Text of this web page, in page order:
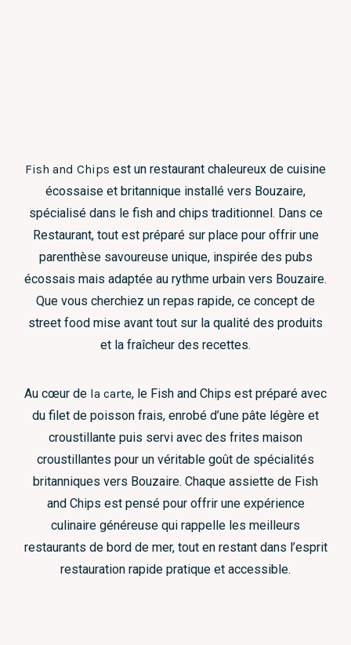
Fish and Chips est un restaurant chaleureux de cuisine
écossaise et britannique installé vers Bouzaire,
spécialisé dans le fish and chips traditionnel. Dans ce
Restaurant, tout est préparé sur place pour offrir une
parenthèse savoureuse unique, inspirée des pubs
écossais mais adaptée au rythme urbain vers Bouzaire.
Que vous cherchiez un repas rapide, ce concept de
street food mise avant tout sur la qualité des produits
et la fraîcheur des recettes.
Au cœur de la carte, le Fish and Chips est préparé avec
du filet de poisson frais, enrobé d’une pâte légère et
croustillante puis servi avec des frites maison
croustillantes pour un véritable goût de spécialités
britanniques vers Bouzaire. Chaque assiette de Fish
and Chips est pensé pour offrir une expérience
culinaire généreuse qui rappelle les meilleurs
restaurants de bord de mer, tout en restant dans l’esprit
restauration rapide pratique et accessible.